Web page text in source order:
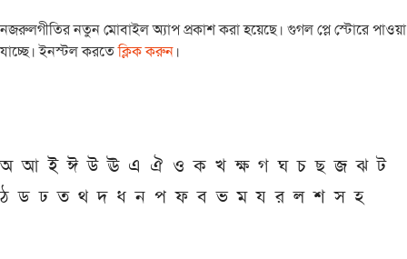
নজরুলগীতির নতুন মোবাইল অ্যাপ প্রকাশ করা হয়েছে। গুগল প্লে স্টোরে পাওয়া
যাচ্ছে। ইনস্টল করতেক্লিক করুন।
অ আ ই ঈ উ ঊ এ ঐ ও ক খ ক্ষ গ ঘ চ ছ জ ঝ ট
ঠ ড ঢ ত থ দ ধ ন প ফ ব ভ ম য র ল শ স হ